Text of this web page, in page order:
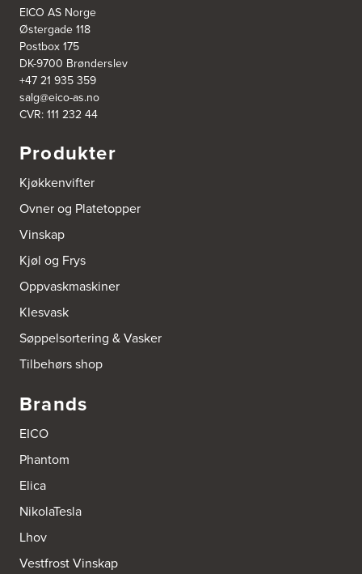
EICO AS Norge
Østergade 118
Postbox 175
DK-9700 Brønderslev
+47 21 935 359
salg@eico-as.no
CVR: 111 232 44
Produkter
Kjøkkenvifter
Ovner og Platetopper
Vinskap
Kjøl og Frys
Oppvaskmaskiner
Klesvask
Søppelsortering & Vasker
Tilbehørs shop
Brands
EICO
Phantom
Elica
NikolaTesla
Lhov
Vestfrost Vinskap